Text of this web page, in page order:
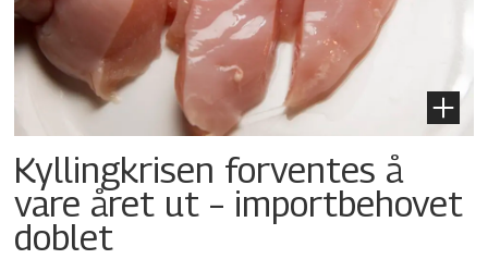
Kyllingkrisen forventes å
vare året ut – importbehovet
doblet